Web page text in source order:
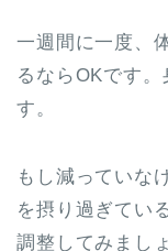
一週間に一度、
るならOKです
す。
もし減っていな
を摂り過ぎてい
調整してみまし